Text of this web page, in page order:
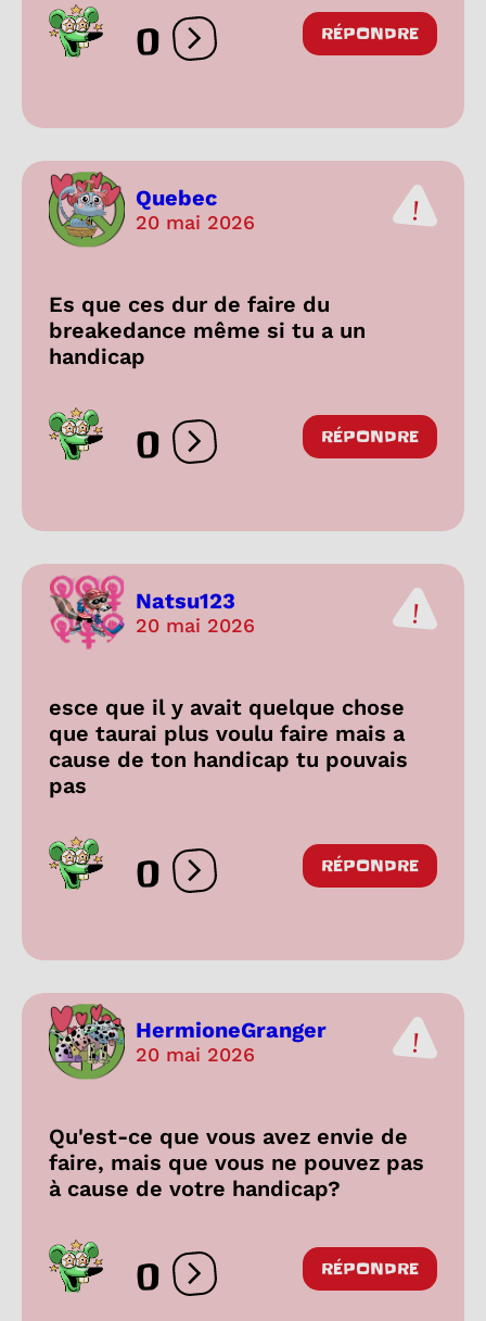
0 Ouvrir les réactions
RÉPONDRE
Quebec
20 mai 2026
Es que ces dur de faire du
breakedance même si tu a un
handicap
0 Ouvrir les réactions
RÉPONDRE
Natsu123
20 mai 2026
esce que il y avait quelque chose
que taurai plus voulu faire mais a
cause de ton handicap tu pouvais
pas
0 Ouvrir les réactions
RÉPONDRE
HermioneGranger
20 mai 2026
Qu'est-ce que vous avez envie de
faire, mais que vous ne pouvez pas
à cause de votre handicap?
0 Ouvrir les réactions
RÉPONDRE